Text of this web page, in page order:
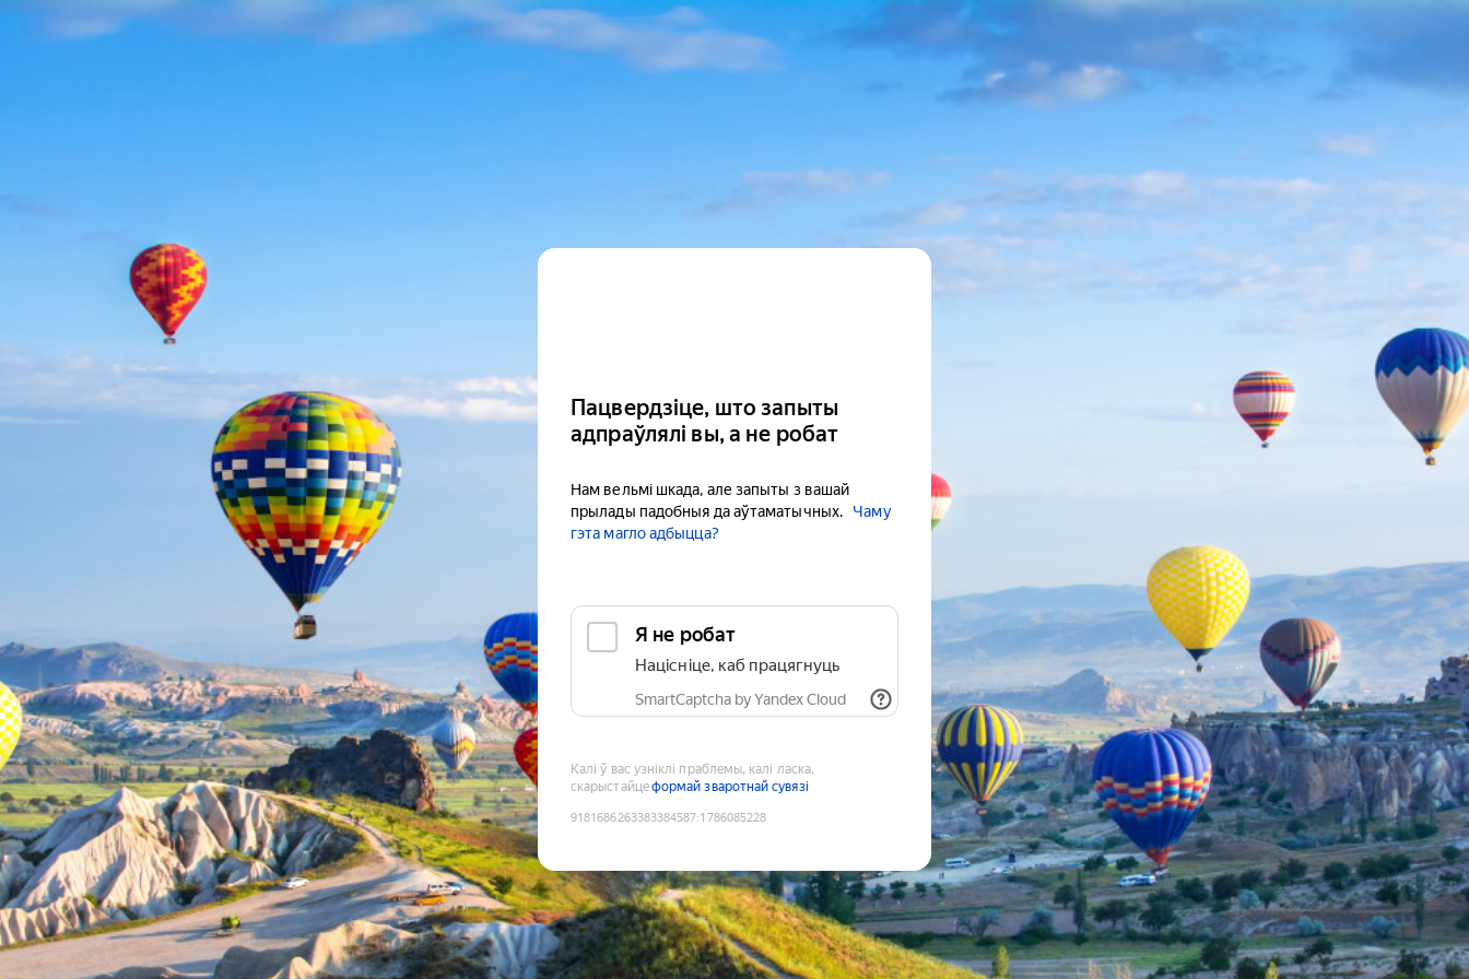
Пацвердзіце, што запыты
адпраўлялі вы, а не робат
Нам вельмі шкада, але запыты з вашай
прылады падобныя да аўтаматычных.
Чаму
гэта магло адбыцца?
Я не робат
Націсніце, каб працягнуць
SmartCaptcha by Yandex Cloud
Калі ў вас узніклі праблемы, калі ласка,
скарыстайцеформай зваротнай сувязі
9181686263383384587:1786085228